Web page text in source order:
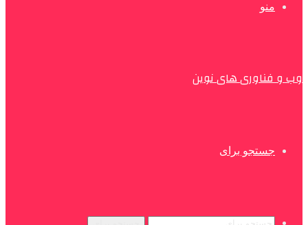
منو
وب و فناوری های نوین
جستجو برای